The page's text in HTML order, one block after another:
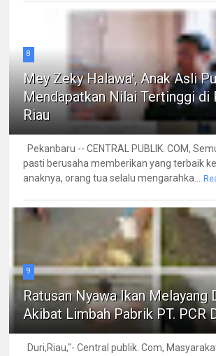
8
Mey Zeky Halawa', Anak Asli
Mendapatkan Nilai Tertinggi di
Riau
Pekanbaru -- CENTRAL PUBLIK. COM,
pasti berusaha memberikan yang terbaik
anaknya, orang tua selalu mengarahka...
9
Ratusan Nyawa Ikan Melayang
Akibat Limbah Pabrik PT. PCR
Duri,Riau,"- Central publik. Com,